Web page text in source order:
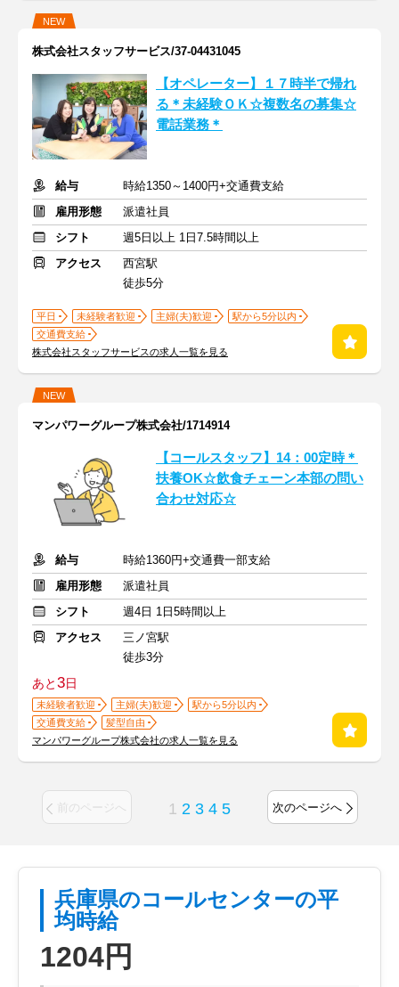
NEW
株式会社スタッフサービス/37-04431045
【オペレーター】１７時半で帰れ
る＊未経験ＯＫ☆複数名の募集☆
電話業務＊
給与
時給1350～1400円+交通費支給
雇用形態
派遣社員
シフト
週5日以上 1日7.5時間以上
アクセス
西宮駅
徒歩5分
平日 未経験者歓迎 主婦(夫)歓迎
駅から5分以内
交通費支給
株式会社スタッフサービスの求人一覧を見る
NEW
マンパワーグループ株式会社/1714914
【コールスタッフ】14：00定時＊
扶養OK☆飲食チェーン本部の問い
合わせ対応☆
給与
時給1360円+交通費一部支給
雇用形態
派遣社員
シフト
週4日 1日5時間以上
アクセス
三ノ宮駅
徒歩3分
あと3日
未経験者歓迎 主婦(夫)歓迎
駅から5分以内
交通費支給
髪型自由
マンパワーグループ株式会社の求人一覧を見る
前のページへ 1 2 3 4 5 次のページへ
兵庫県のコールセンターの平
均時給
1204円